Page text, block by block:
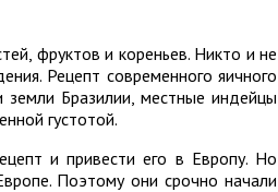
фруктов и кореньев. Никто и не
Рецепт современного яичного
земли Бразилии, местные индейцы
густотой.
и привести его в Европу. Но
Поэтому они срочно начали